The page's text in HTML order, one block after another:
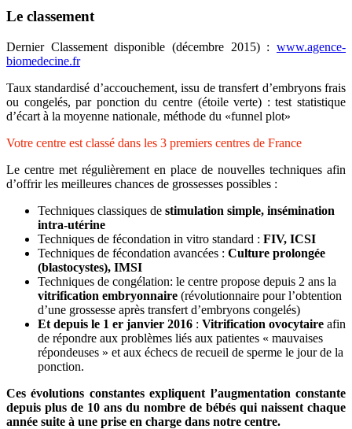
Le classement
Dernier Classement disponible (décembre 2015) : www.agence-
biomedecine.fr
Taux standardisé d’accouchement, issu de transfert d’embryons frais
ou congelés, par ponction du centre (étoile verte) : test statistique
d’écart à la moyenne nationale, méthode du «funnel plot»
Votre centre est classé dans les 3 premiers centres de France
Le centre met régulièrement en place de nouvelles techniques afin
d’offrir les meilleures chances de grossesses possibles :
Techniques classiques de stimulation simple, insémination
intra-utérine
Techniques de fécondation in vitro standard : FIV, ICSI
Techniques de fécondation avancées : Culture prolongée
(blastocystes), IMSI
Techniques de congélation: le centre propose depuis 2 ans la
vitrification embryonnaire (révolutionnaire pour l’obtention
d’une grossesse après transfert d’embryons congelés)
Et depuis le 1 er janvier 2016 : Vitrification ovocytaire afin
de répondre aux problèmes liés aux patientes « mauvaises
répondeuses » et aux échecs de recueil de sperme le jour de la
ponction.
Ces évolutions constantes expliquent l’augmentation constante
depuis plus de 10 ans du nombre de bébés qui naissent chaque
année suite à une prise en charge dans notre centre.